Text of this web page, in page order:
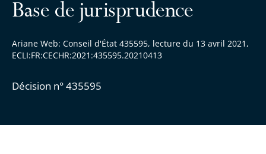
Base de jurisprudence
Ariane Web: Conseil d'État 435595, lecture du 13 avril 2021,
ECLI:FR:CECHR:2021:435595.20210413
Décision n° 435595